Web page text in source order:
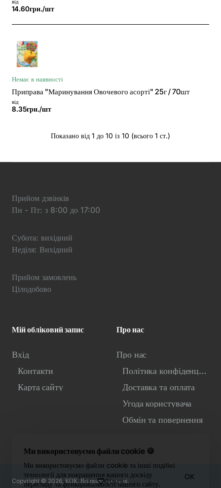
Ми використовуємо файли cookie 🍪
Ми використовуємо файли cookie та інші подібні
технології для покращення вашого досвіду
перегляду та функціональності нашого сайту.
OK
14.60грн./шт
Немає в наявності
Приправа "Маринування Овочевого асорті" 25г / 70шт
від
8.35грн./шт
Показано від 1 до 10 із 10 (всього 1 ст.)
Прийом дзвінків
Пн - Пт: з 8:00 до 17:00
Субота: вихідний
Неділя: Вихідний
Прийом замовлень
Цілодобово
Мій обліковий запис
Вхід
Контакти
Карта сайту
Про нас
Про нас
Політика конфіденційності
Доставка та оплата
Угода користувача
Обмін та повернення
Copyright © 2026, КОК. Всі права захищені.
Фiльтр